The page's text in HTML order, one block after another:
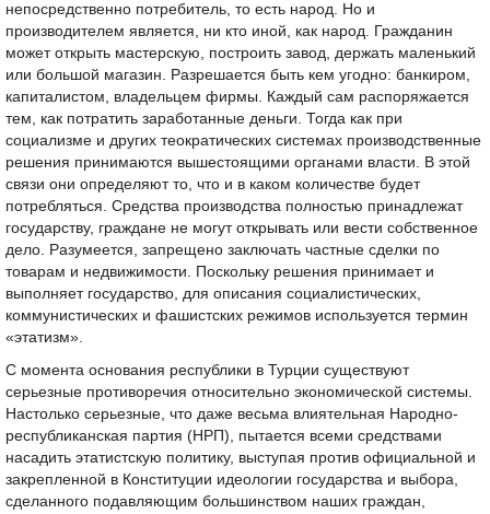
непосредственно потребитель, то есть народ. Но и
производителем является, ни кто иной, как народ. Гражданин
может открыть мастерскую, построить завод, держать маленький
или большой магазин. Разрешается быть кем угодно: банкиром,
капиталистом, владельцем фирмы. Каждый сам распоряжается
тем, как потратить заработанные деньги. Тогда как при
социализме и других теократических системах производственные
решения принимаются вышестоящими органами власти. В этой
связи они определяют то, что и в каком количестве будет
потребляться. Средства производства полностью принадлежат
государству, граждане не могут открывать или вести собственное
дело. Разумеется, запрещено заключать частные сделки по
товарам и недвижимости. Поскольку решения принимает и
выполняет государство, для описания социалистических,
коммунистических и фашистских режимов используется термин
«этатизм».
С момента основания республики в Турции существуют
серьезные противоречия относительно экономической системы.
Настолько серьезные, что даже весьма влиятельная Народно-
республиканская партия (НРП), пытается всеми средствами
насадить этатистскую политику, выступая против официальной и
закрепленной в Конституции идеологии государства и выбора,
сделанного подавляющим большинством наших граждан,